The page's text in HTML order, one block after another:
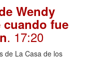
Wendy
cuando fue
. 17:20
de La Casa de los